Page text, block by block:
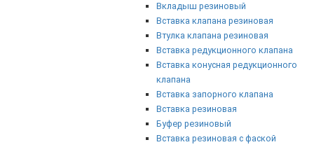
Вкладыш резиновый
Вставка клапана резиновая
Втулка клапана резиновая
Вставка редукционного клапана
Вставка конусная редукционного
клапана
Вставка запорного клапана
Вставка резиновая
Буфер резиновый
Вставка резиновая с фаской